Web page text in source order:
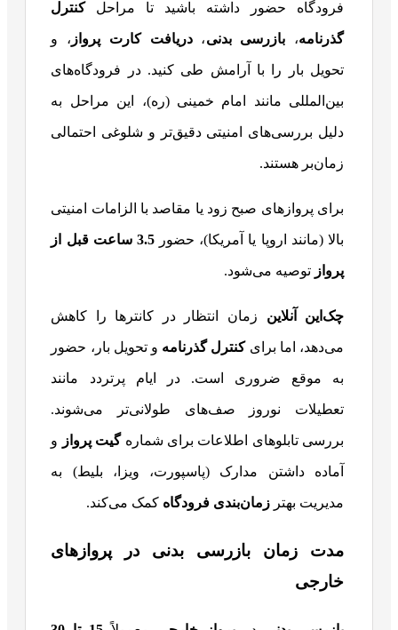
فرودگاه حضور داشته باشید تا مراحلکنترل
گذرنامه، بازرسی بدنی،دریافت کارت پرواز ، و
تحویل بار را با آرامش طی کنید. در فرودگاه‌های
بین‌المللی مانند امام خمینی (ره)، این مراحل به
دلیل بررسی‌های امنیتی دقیق‌تر و شلوغی احتمالی
زمان‌بر هستند.
برای پروازهای صبح زود یا مقاصد با الزامات امنیتی
بالا (مانند اروپا یا آمریکا)، حضور3.5 ساعت قبل از
پرواز توصیه می‌شود.
چک‌این آنلاین زمان انتظار در کانترها را کاهش
می‌دهد، اما برایکنترل گذرنامه و تحویل بار، حضور
به موقع ضروری است. در ایام پرتردد مانند
تعطیلات نوروز صف‌های طولانی‌تر می‌شوند.
بررسی تابلوهای اطلاعات برای شمارهگیت پرواز و
آماده داشتن مدارک (پاسپورت، ویزا، بلیط) به
مدیریت بهتر زمان‌بندی فرودگاه کمک می‌کند.
مدت زمان بازرسی بدنی در پروازهای
خارجی